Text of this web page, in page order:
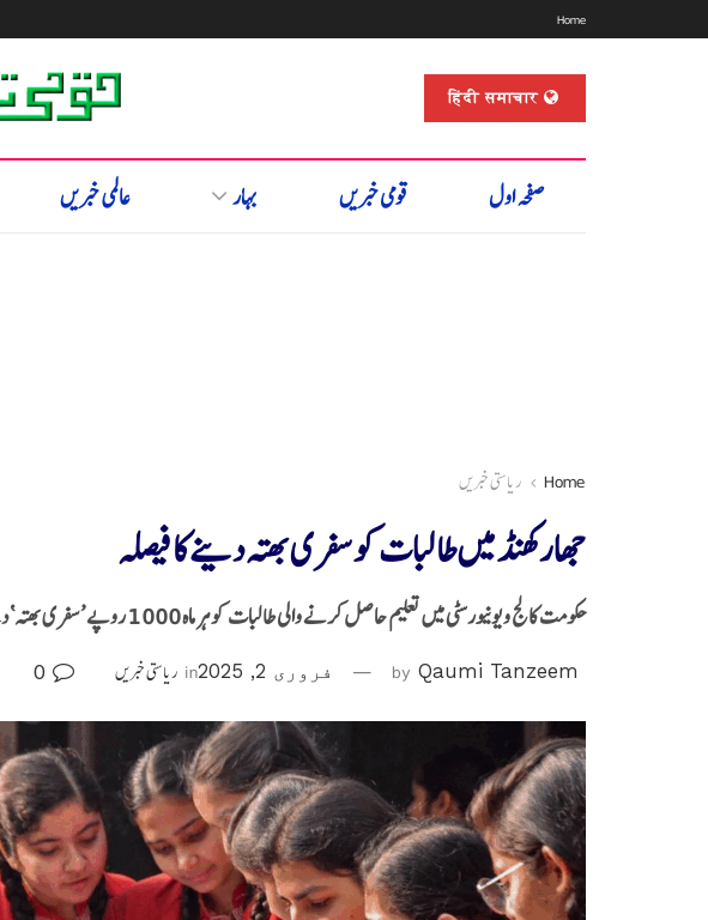
Home
हिंदी समाचार
صفحہ اول قومی خبریں بہار عالمی خبریں
Home ریاستی خبریں
جھارکھنڈ میں طالبات کو سفری بھتہ دینے کا فیصلہ
حکومت کالج و یونیورسٹی میں تعلیم حاصل کرنے والی طالبات کو ہر ماہ 1000 روپے ’سفری بھتہ‘ دے گی
by Qaumi Tanzeem فروری 2, 2025 in ریاستی خبریں